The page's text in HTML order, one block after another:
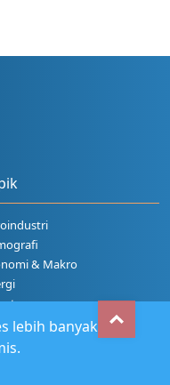
& Makro
Semua Topik
lebih banyak